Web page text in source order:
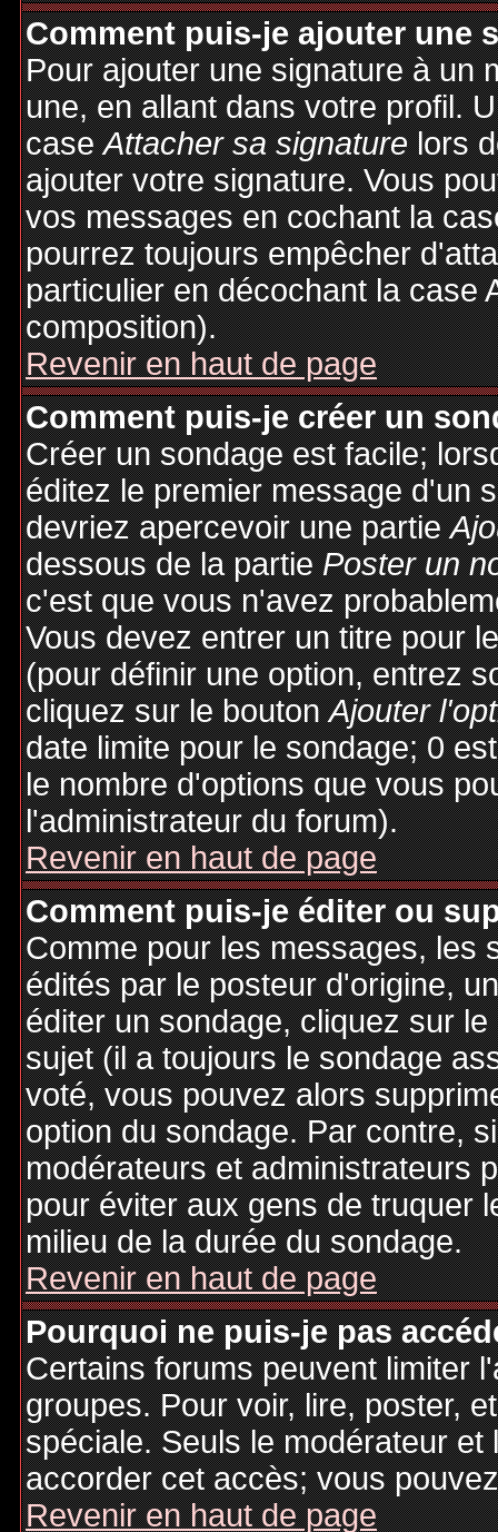
Comment puis-je ajouter une
Pour ajouter une signature à un
une, en allant dans votre profil.
caseAttacher sa signaturelors
ajouter votre signature. Vous
vos messages en cochant la
pourrez toujours empêcher
particulier en décochant la case
composition).
Revenir en haut de page
Comment puis-je créer un
Créer un sondage est facile;
éditez le premier message d'un
devriez apercevoir une partie
dessous de la partiePoster un
c'est que vous n'avez
Vous devez entrer un titre pour
(pour définir une option, entrez
cliquez sur le boutonAjouter
date limite pour le sondage; 0
le nombre d'options que vous
l'administrateur du forum).
Revenir en haut de page
Comment puis-je éditer ou
Comme pour les messages, les
édités par le posteur d'origine,
éditer un sondage, cliquez sur
sujet (il a toujours le sondage
voté, vous pouvez alors
option du sondage. Par contre,
modérateurs et administrateurs
pour éviter aux gens de truquer
milieu de la durée du sondage.
Revenir en haut de page
Pourquoi ne puis-je pas
Certains forums peuvent limiter
groupes. Pour voir, lire, poster,
spéciale. Seuls le modérateur
accorder cet accès; vous
Revenir en haut de page